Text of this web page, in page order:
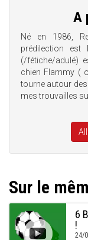
A
Né en 1986,
prédilection
(/fétiche/adulé)
chien Flammy (
tourne autour
mes trouvailles
Sur le
6
!
24/